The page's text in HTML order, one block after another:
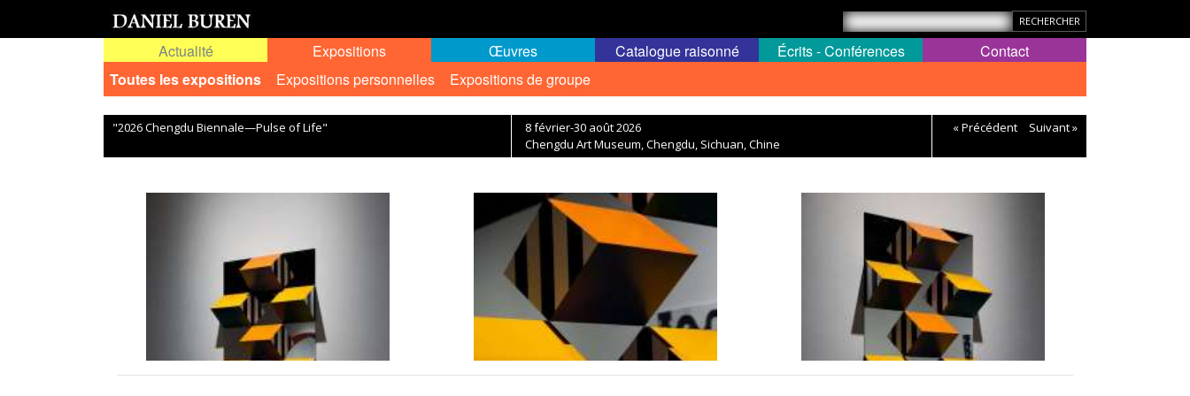
Actualité
Expositions
Toutes les expositions
Expositions personnelles Expositions de groupe
Œuvres Catalogue raisonné Écrits - Conférences Contact
"2026 Chengdu Biennale—Pulse of Life"
8 février-30 août 2026
Chengdu Art Museum, Chengdu, Sichuan, Chine
« Précédent Suivant »